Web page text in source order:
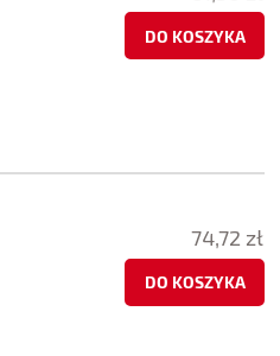
DO KOSZYKA
74,72 zł
DO KOSZYKA